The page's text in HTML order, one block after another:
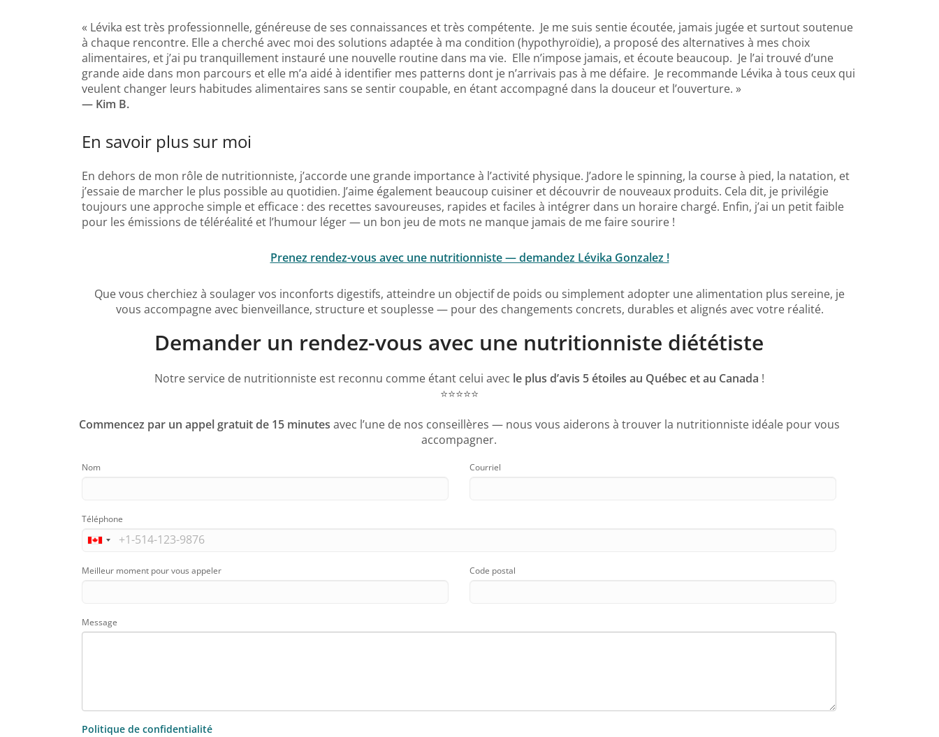
« Lévika est très professionnelle, généreuse de ses connaissances et très compétente. Je me suis sentie écoutée, jamais jugée et surtout soutenue
à chaque rencontre. Elle a cherché avec moi des solutions adaptée à ma condition (hypothyroïdie), a proposé des alternatives à mes choix
alimentaires, et j’ai pu tranquillement instauré une nouvelle routine dans ma vie. Elle n’impose jamais, et écoute beaucoup. Je l’ai trouvé d’une
grande aide dans mon parcours et elle m’a aidé à identifier mes patterns dont je n’arrivais pas à me défaire. Je recommande Lévika à tous ceux qui
veulent changer leurs habitudes alimentaires sans se sentir coupable, en étant accompagné dans la douceur et l’ouverture. »
— Kim B.
En savoir plus sur moi
En dehors de mon rôle de nutritionniste, j’accorde une grande importance à l’activité physique. J’adore le spinning, la course à pied, la natation, et
j’essaie de marcher le plus possible au quotidien. J’aime également beaucoup cuisiner et découvrir de nouveaux produits. Cela dit, je privilégie
toujours une approche simple et efficace : des recettes savoureuses, rapides et faciles à intégrer dans un horaire chargé. Enfin, j’ai un petit faible
pour les émissions de téléréalité et l’humour léger — un bon jeu de mots ne manque jamais de me faire sourire !
Prenez rendez-vous avec une nutritionniste — demandez Lévika Gonzalez !
Que vous cherchiez à soulager vos inconforts digestifs, atteindre un objectif de poids ou simplement adopter une alimentation plus sereine, je
vous accompagne avec bienveillance, structure et souplesse — pour des changements concrets, durables et alignés avec votre réalité.
Demander un rendez-vous avec une nutritionniste diététiste
Notre service de nutritionniste est reconnu comme étant celui avec le plus d’avis 5 étoiles au Québec et au Canada !
⭐️⭐️⭐️⭐️⭐️
Commencez par un appel gratuit de 15 minutes avec l’une de nos conseillères — nous vous aiderons à trouver la nutritionniste idéale pour vous
accompagner.
Nom Courriel
Téléphone
Meilleur moment pour vous appeler Code postal
Message
Politique de confidentialité